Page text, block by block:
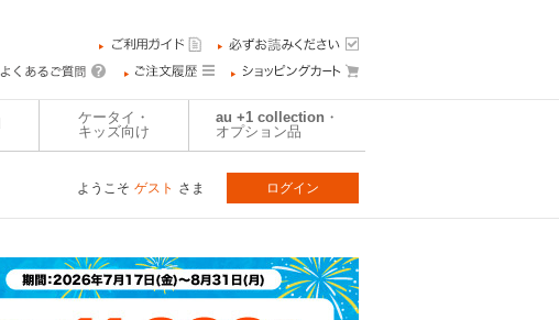
ケータイ・
キッズ向け
au +1 collection・
オプション品
ようこそ ゲスト さま ログイン